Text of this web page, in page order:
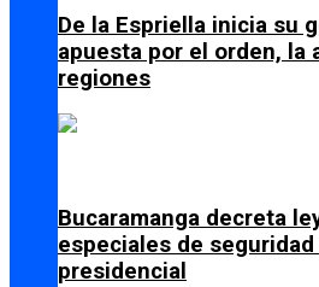
De la Espriella inicia su
apuesta por el orden, la
regiones
Bucaramanga decreta
especiales de
presidencial